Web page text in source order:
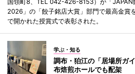
2026」の「餃子銘店大賞」部門で最高金賞
で開かれた授賞式で表彰された。
学ぶ・知る
調布・狛江の「居場所ガ
布焙煎ホールでも配架